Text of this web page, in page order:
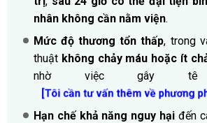
nhân không cần nằm viện.
Mức độ thương tổn thấp, trong
thuật không chảy máu hoặc ít
nhờ việc gây
[Tôi cần tư vấn thêm về phương
Hạn chế khả năng nguy hại đến